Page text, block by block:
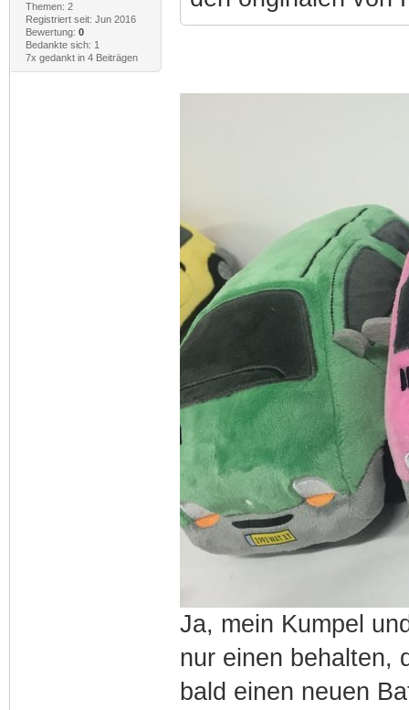
Themen: 2
Registriert seit: Jun 2016
Bewertung: 0
Bedankte sich: 1
7x gedankt in 4 Beiträgen
Ja, mein Kumpel
nur einen behalten,
bald einen neuen